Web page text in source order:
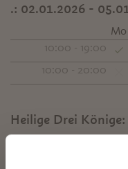
.: 02.01.2026 -
Mo
10:00 - 19:00
10:00 - 20:00
Heilige Drei Könige: